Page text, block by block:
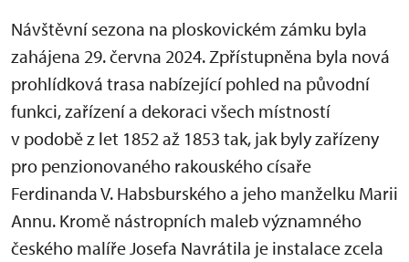
Návštěvní sezona na ploskovickém zámku byla
zahájena 29. června 2024. Zpřístupněna byla nová
prohlídková trasa nabízející pohled na původní
funkci, zařízení a dekoraci všech místností
v podobě z let 1852 až 1853 tak, jak byly zařízeny
pro penzionovaného rakouského císaře
Ferdinanda V. Habsburského a jeho manželku Marii
Annu. Kromě nástropních maleb významného
českého malíře Josefa Navrátila je instalace zcela